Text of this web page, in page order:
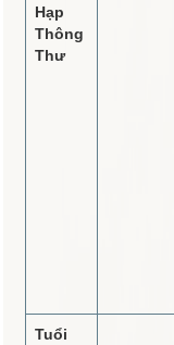
Hạp
Thông
Thư
Tuổi